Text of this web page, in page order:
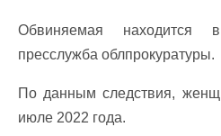
Обвиняемая находится
пресслужба облпрокуратуры.
По данным следствия,
июле 2022 года.